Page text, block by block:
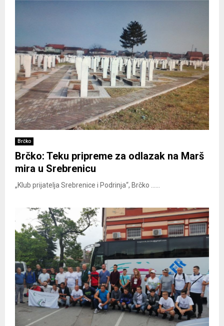
Brčko
Brčko: Teku pripreme za odlazak na Marš
mira u Srebrenicu
„Klub prijatelja Srebrenice i Podrinja“, Brčko ......